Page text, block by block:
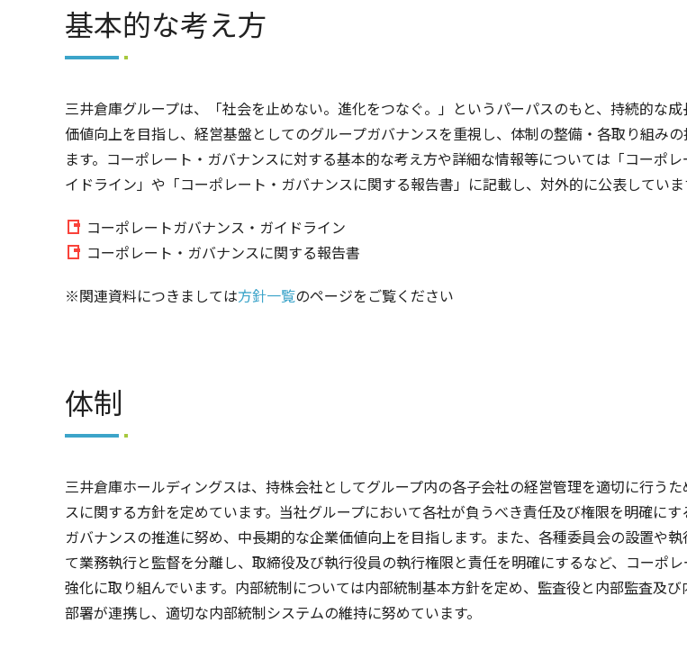
基本的な考え方
三井倉庫グループは、「社会を止めない。進化をつなぐ。」というパーパスのもと、持続的な
価値向上を目指し、経営基盤としてのグループガバナンスを重視し、体制の整備・各取り組み
ます。コーポレート・ガバナンスに対する基本的な考え方や詳細な情報等については「コーポ
イドライン」や「コーポレート・ガバナンスに関する報告書」に記載し、対外的に公表していま
コーポレートガバナンス・ガイドライン
コーポレート・ガバナンスに関する報告書
※関連資料につきましては方針一覧のページをご覧ください
体制
三井倉庫ホールディングスは、持株会社としてグループ内の各子会社の経営管理を適切に行う
スに関する方針を定めています。当社グループにおいて各社が負うべき責任及び権限を明確に
ガバナンスの推進に努め、中長期的な企業価値向上を目指します。また、各種委員会の設置や
て業務執行と監督を分離し、取締役及び執行役員の執行権限と責任を明確にするなど、コーポ
強化に取り組んでいます。内部統制については内部統制基本方針を定め、監査役と内部監査及
部署が連携し、適切な内部統制システムの維持に努めています。